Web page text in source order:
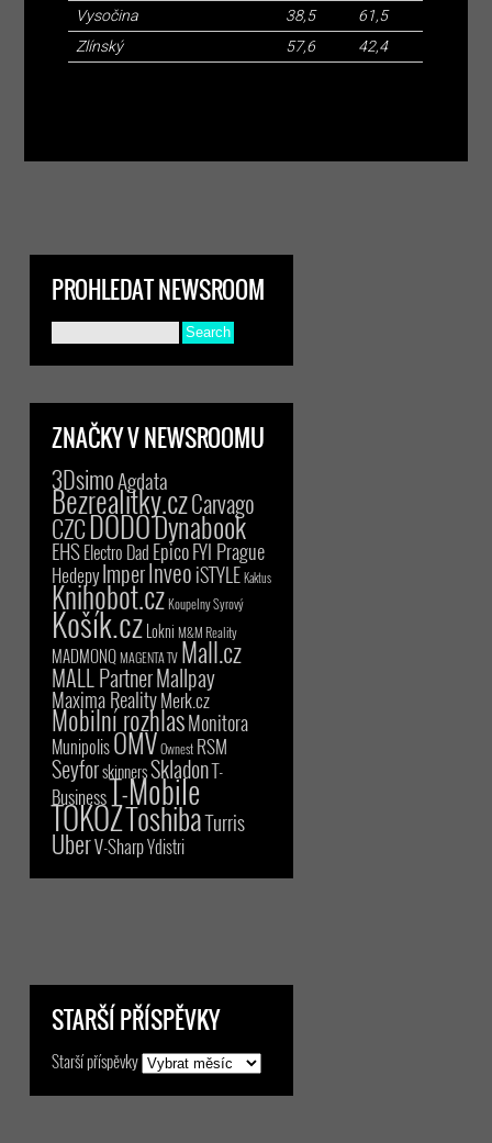
Vysočina
38,5
61,5
Zlínský
57,6 42,4
PROHLEDAT NEWSROOM
ZNAČKY V NEWSROOMU
3DsimoAgdata
Bezrealitky.czCarvago
CZCDODODynabook
EHSElectro Dad EpicoFYI Prague
HedepyImperInveoiSTYLE Kaktus
Knihobot.czKoupelny Syrový
Košík.czLokni M&M Reality
MADMONQMAGENTA TV Mall.cz
MALL PartnerMallpay
Maxima RealityMerk.cz
Mobilní rozhlasMonitora
MunipolisOMVOwnest RSM
SeyforskinnersSkladonT-
BusinessT-Mobile
TOKOZToshibaTurris
UberV-SharpYdistri
STARŠÍ PŘÍSPĚVKY
Starší příspěvky